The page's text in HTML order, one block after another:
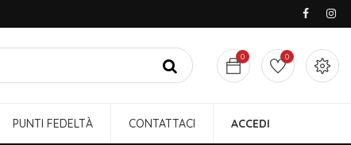
0 0
PUNTI FEDELTÀ CONTATTACI ACCEDI